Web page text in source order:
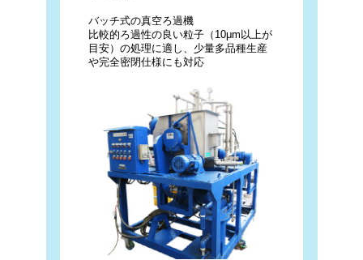
バッチ式の真空ろ過機
比較的ろ過性の良い粒子（10μm以上が
目安）の処理に適し、少量多品種生産
や完全密閉仕様にも対応